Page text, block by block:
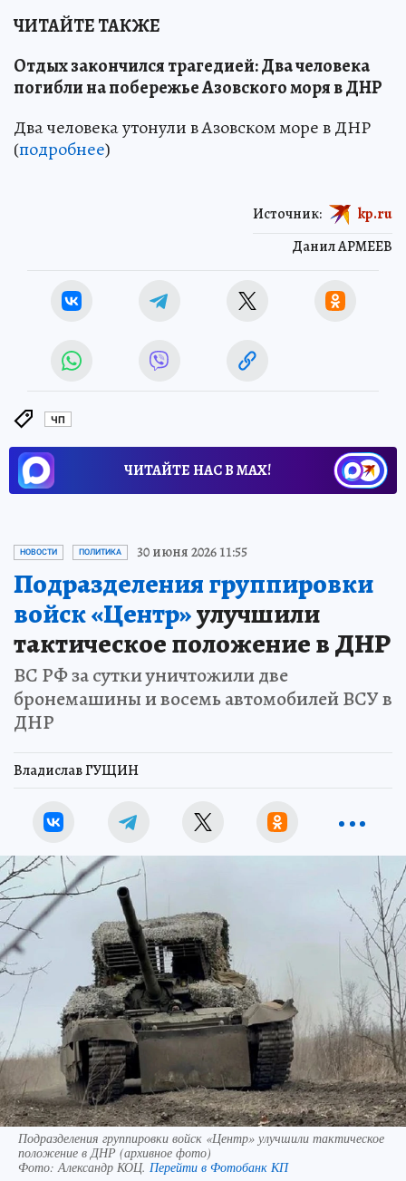
ЧИТАЙТЕ ТАКЖЕ
Отдых закончился трагедией: Два человека
погибли на побережье Азовского моря в ДНР
Два человека утонули в Азовском море в ДНР
(подробнее)
Данил АРМЕЕВ
Источник: kp.ru
ЧП
ЧИТАЙТЕ НАС В МАХ!
НОВОСТИ ПОЛИТИКА 30 июня 2026 11:55
Подразделения группировки
войск «Центр»улучшили
тактическое положение в ДНР
ВС РФ за сутки уничтожили две
бронемашины и восемь автомобилей ВСУ в
ДНР
Владислав ГУЩИН
Подразделения группировки войск «Центр» улучшили тактическое
положение в ДНР (архивное фото)
Фото:Александр КОЦ. Перейти в Фотобанк КП